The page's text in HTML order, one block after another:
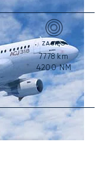
ZASIĘG
7778km
4200NM